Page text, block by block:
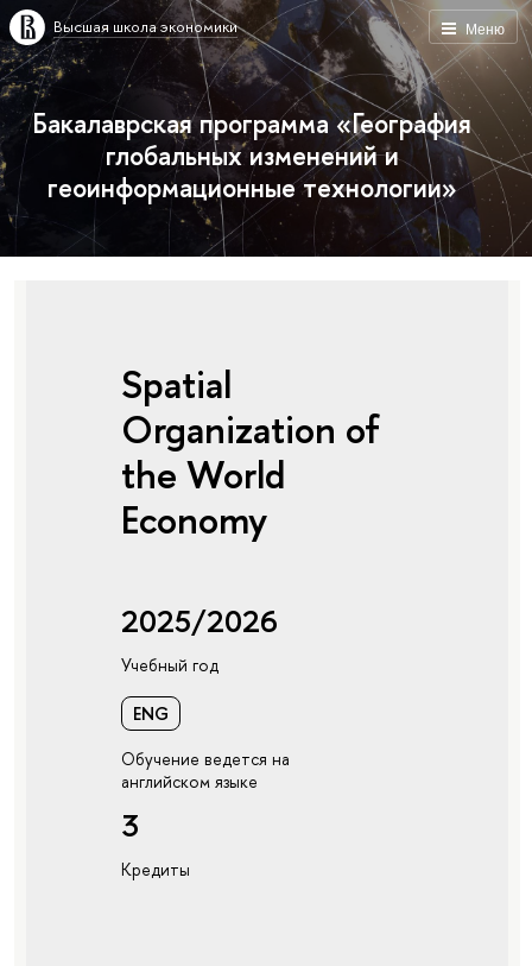
Меню
Высшая школа экономики
Бакалаврская программа «География
глобальных изменений и
геоинформационные технологии»
Spatial
Organization of
the World
Economy
2025/2026
Учебный год
ENG
Обучение ведется на
английском языке
3
Кредиты